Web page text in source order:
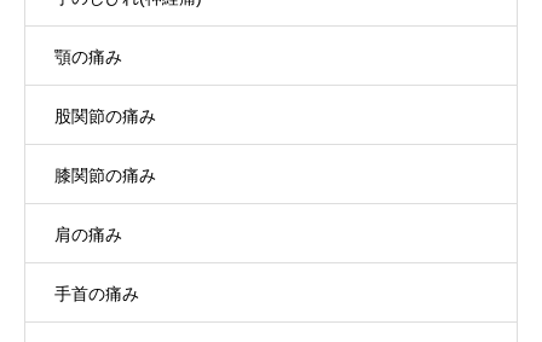
顎の痛み
股関節の痛み
膝関節の痛み
肩の痛み
手首の痛み